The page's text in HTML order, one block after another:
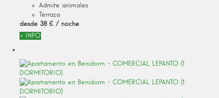
Admite animales
Terraza
desde 38 € / noche
+ INFO